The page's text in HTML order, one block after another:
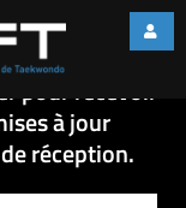
pour recevoir
à jour
réception.